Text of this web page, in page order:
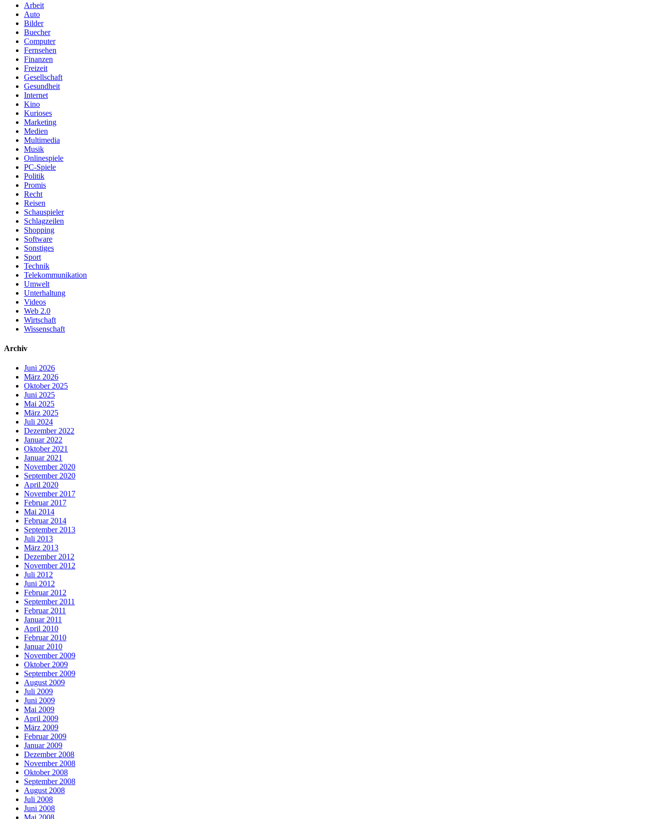
Arbeit
Auto
Bilder
Buecher
Computer
Fernsehen
Finanzen
Freizeit
Gesellschaft
Gesundheit
Internet
Kino
Kurioses
Marketing
Medien
Multimedia
Musik
Onlinespiele
PC-Spiele
Politik
Promis
Recht
Reisen
Schauspieler
Schlagzeilen
Shopping
Software
Sonstiges
Sport
Technik
Telekommunikation
Umwelt
Unterhaltung
Videos
Web 2.0
Wirtschaft
Wissenschaft
Archiv
Juni 2026
März 2026
Oktober 2025
Juni 2025
Mai 2025
März 2025
Juli 2024
Dezember 2022
Januar 2022
Oktober 2021
Januar 2021
November 2020
September 2020
April 2020
November 2017
Februar 2017
Mai 2014
Februar 2014
September 2013
Juli 2013
März 2013
Dezember 2012
November 2012
Juli 2012
Juni 2012
Februar 2012
September 2011
Februar 2011
Januar 2011
April 2010
Februar 2010
Januar 2010
November 2009
Oktober 2009
September 2009
August 2009
Juli 2009
Juni 2009
Mai 2009
April 2009
März 2009
Februar 2009
Januar 2009
Dezember 2008
November 2008
Oktober 2008
September 2008
August 2008
Juli 2008
Juni 2008